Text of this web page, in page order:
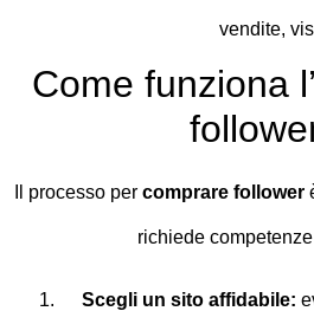
vendite,
Come funziona
Il processo per comprare follower
richiede
Scegli un sito affidabile: